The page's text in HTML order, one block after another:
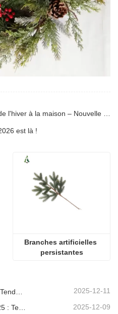
Précédent : Apportez la magie de l'hiver à la maison – Nouvelle guirlande de Noël enneigée de 180 cm
est là !
Branches artificielles
persistantes
2025-12-11
2025-12-09